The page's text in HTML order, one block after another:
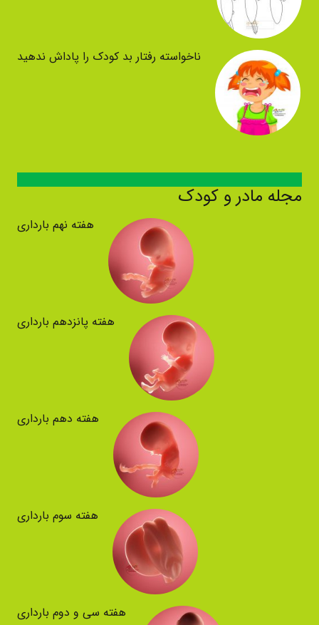
ناخواسته رفتار بد کودک را پاداش ندهید
مجله مادر و کودک
هفته نهم بارداری
هفته پانزدهم بارداری
هفته دهم بارداری
هفته سوم بارداری
هفته سی و دوم بارداری